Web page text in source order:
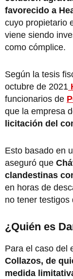
favorecido a
cuyo propietario
viene siendo
como cómplice.
Según la tesis
octubre de 2021
funcionarios de
que la empresa
licitación del
Esto basado en
aseguró que
clandestinas
en horas de
no tener testigos
¿Quién es
Para el caso del
Collazos, de
medida